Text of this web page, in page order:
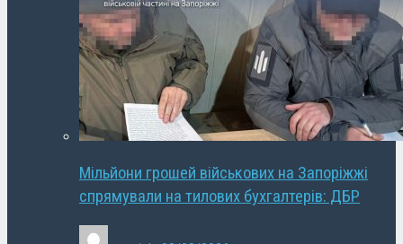
Мільйони грошей військових на Запоріжжі
спрямували на тилових бухгалтерів: ДБР